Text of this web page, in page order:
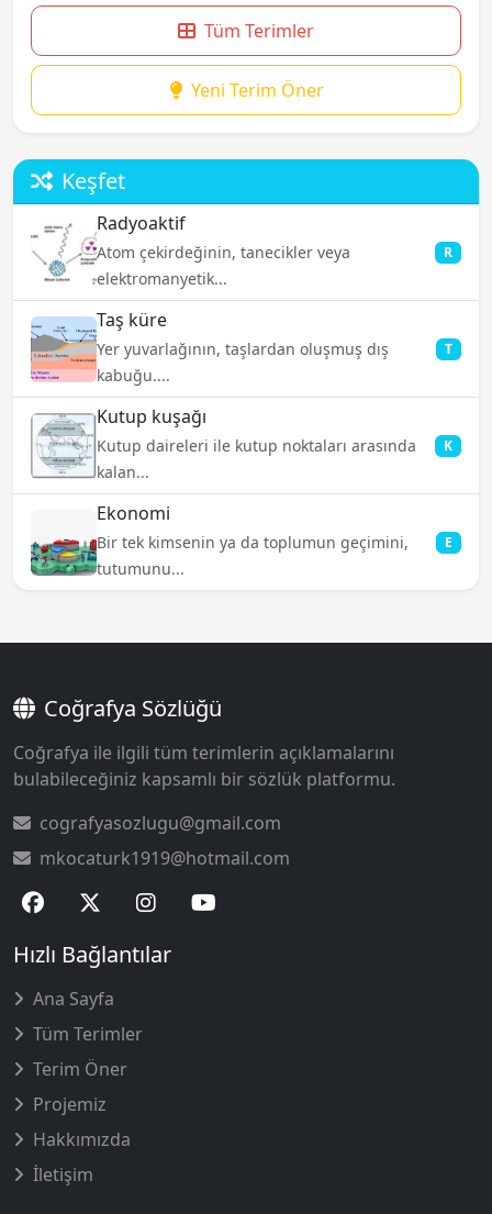
Tüm Terimler
Yeni Terim Öner
Keşfet
Radyoaktif
Atom çekirdeğinin, tanecikler veya
elektromanyetik...
R
Taş küre
Yer yuvarlağının, taşlardan oluşmuş dış
kabuğu....
T
Kutup kuşağı
Kutup daireleri ile kutup noktaları arasında
kalan...
K
Ekonomi
Bir tek kimsenin ya da toplumun geçimini,
tutumunu...
E
Coğrafya Sözlüğü
Coğrafya ile ilgili tüm terimlerin açıklamalarını
bulabileceğiniz kapsamlı bir sözlük platformu.
cografyasozlugu@gmail.com
mkocaturk1919@hotmail.com
Hızlı Bağlantılar
Ana Sayfa
Tüm Terimler
Terim Öner
Projemiz
Hakkımızda
İletişim